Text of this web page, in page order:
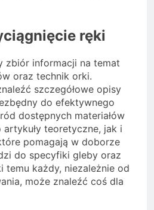
ręki
zbiór informacji na temat
oraz technik orki.
szczegółowe opisy
do efektywnego
dostępnych materiałów
teoretyczne, jak i
pomagają w doborze
do specyfiki gleby oraz
temu każdy, niezależnie od
może znaleźć coś dla